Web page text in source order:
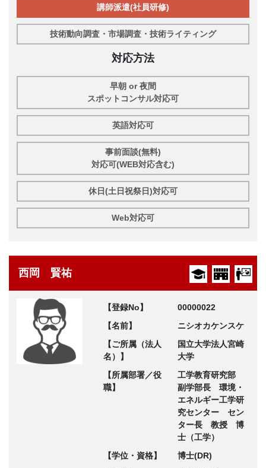
講師派遣(社員研修)
技術動向調査・市場調査・技術ライティング
対応方法
早朝 or 夜間
スポットコンサル対応可
英語対応可
事前面談(無料)
対応可(WEB対応含む)
休日(土日祝祭日)対応可
Web対応可
西岡 賢祐
【登録No】
00000022
【名前】
ニシオカケンスケ
【ご所属（法人
名）】
国立大学法人宮崎
大学
【所属部署／役
職】
工学教育研究部
副学部長 環境・
エネルギー工学研
究センター セン
ター長 教授 博
士（工学）
【学位・資格】
博士(DR)